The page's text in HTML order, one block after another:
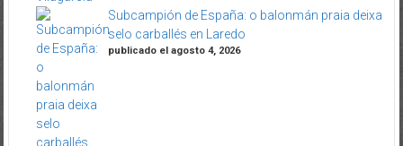
Subcampión de España: o balonmán praia deixa
selo carballés en Laredo
publicado el agosto 4, 2026